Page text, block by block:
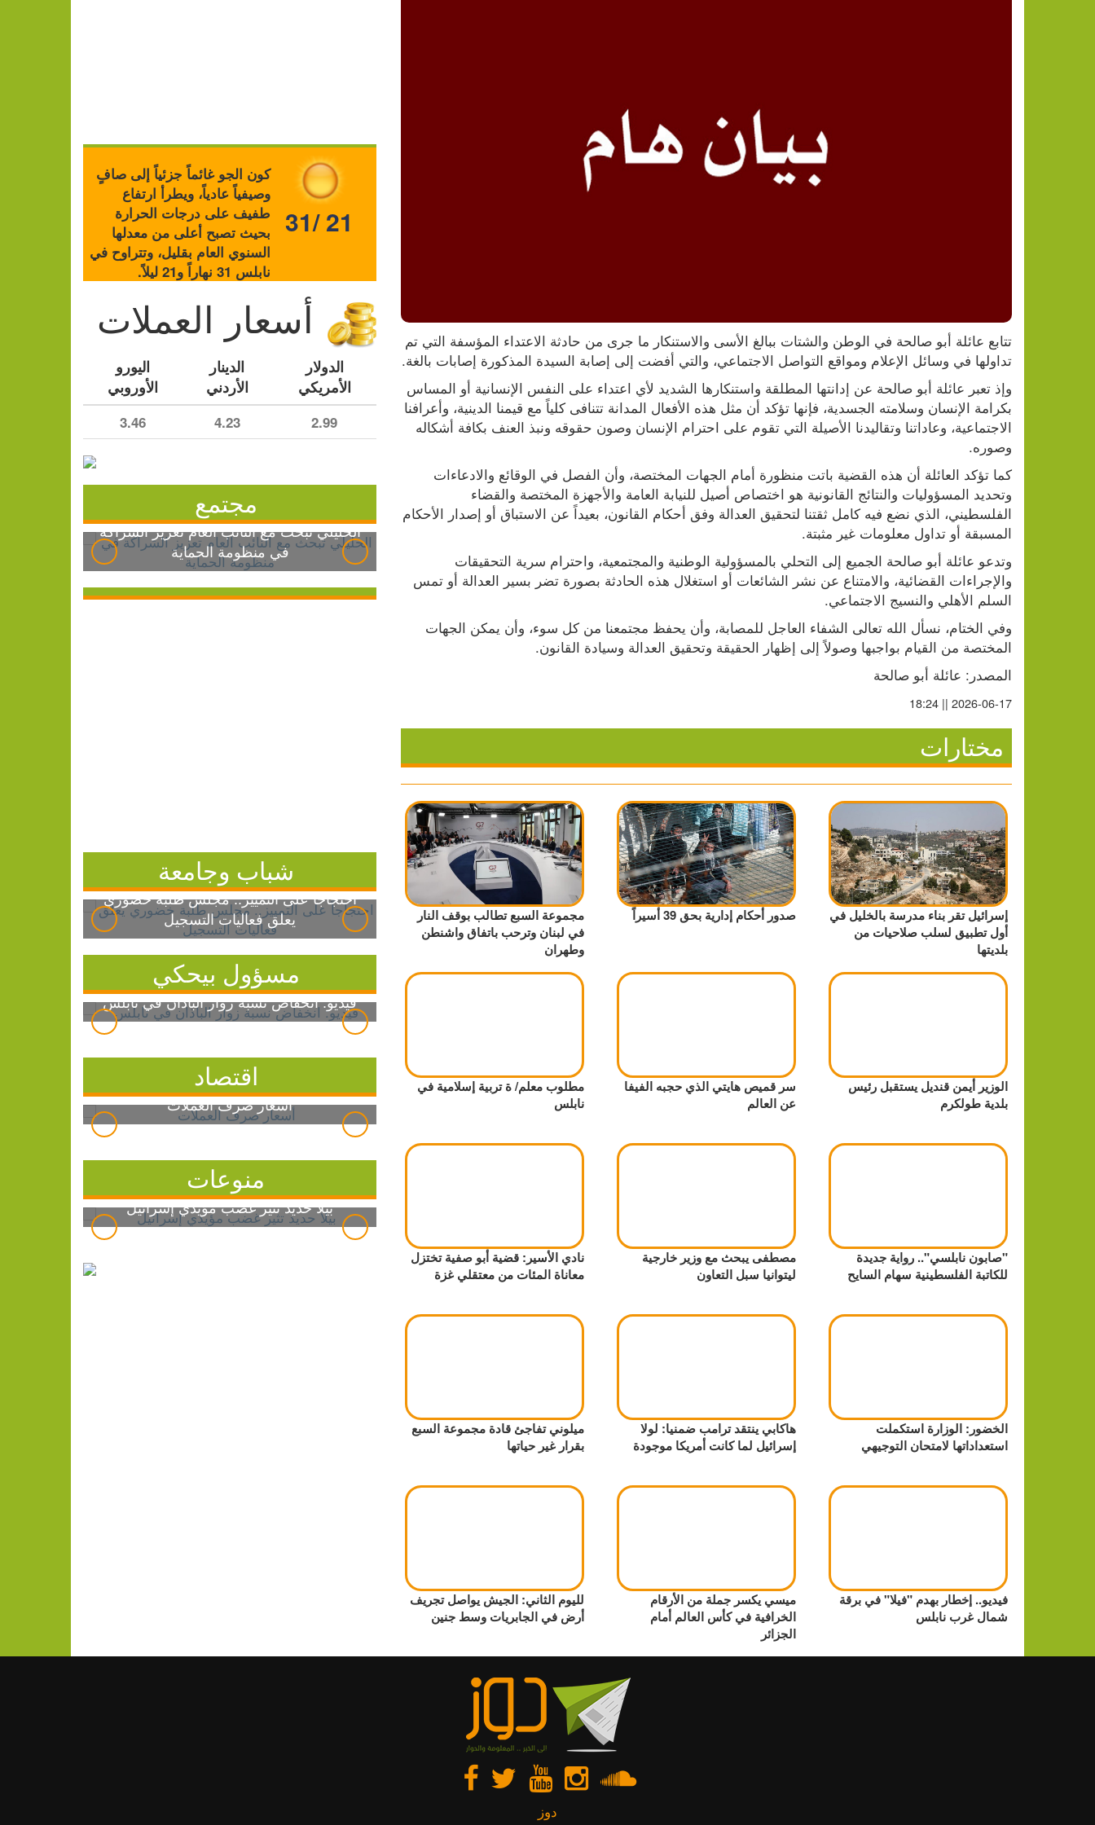
تداولها في وسائل الإعلام ومواقع التواصل الاجتماعي، والتي أفضت إلى إصابة السيدة المذكورة إصابات بالغة.
وصوره.
المسبقة أو تداول معلومات غير مثبتة.
السلم الأهلي والنسيج الاجتماعي.
المختصة من القيام بواجبها وصولاً إلى إظهار الحقيقة وتحقيق العدالة وسيادة القانون.
المصدر: عائلة أبو صالحة
2026-06-17 || 18:24
مختارات
إسرائيل تقر بناء مدرسة بالخليل في
أول تطبيق لسلب صلاحيات من
بلديتها
صدور أحكام إدارية بحق 39 أسيراً
مجموعة السبع تطالب بوقف النار
في لبنان وترحب باتفاق واشنطن
وطهران
الوزير أيمن قنديل يستقبل رئيس
بلدية طولكرم
سر قميص هايتي الذي حجبه الفيفا
عن العالم
مطلوب معلم/ ة تربية إسلامية في
نابلس
"صابون نابلسي".. رواية جديدة
للكاتبة الفلسطينية سهام السايح
مصطفى يبحث مع وزير خارجية
ليتوانيا سبل التعاون
نادي الأسير: قضية أبو صفية تختزل
معاناة المئات من معتقلي غزة
الخضور: الوزارة استكملت
استعداداتها لامتحان التوجيهي
هاكابي ينتقد ترامب ضمنيا: لولا
إسرائيل لما كانت أمريكا موجودة
ميلوني تفاجئ قادة مجموعة السبع
بقرار غير حياتها
فيديو.. إخطار بهدم "فيلا" في برقة
شمال غرب نابلس
ميسي يكسر جملة من الأرقام
الخرافية في كأس العالم أمام
الجزائر
لليوم الثاني: الجيش يواصل تجريف
أرض في الجابريات وسط جنين
كون الجو غائماً جزئياً إلى صافٍ
وصيفياً عادياً، ويطرأ ارتفاع
طفيف على درجات الحرارة
بحيث تصبح أعلى من معدلها
السنوي العام بقليل، وتتراوح في
نابلس 31 نهاراً و21 ليلاً.
31/ 21
أسعار العملات
الدولار
الأمريكي
الدينار
الأردني
اليورو
الأوروبي
2.99
4.23
3.46
مجتمع
الخليلي تبحث مع النائب العام تعزيز الشراكة
في منظومة الحماية
شباب وجامعة
احتجاجاً على التمييز.. مجلس طلبة خضوري
يعلق فعاليات التسجيل
مسؤول بيحكي
فيديو: انخفاض نسبة زوار الباذان في نابلس
اقتصاد
أسعار صرف العملات
منوعات
بيلا حديد تثير غضب مؤيدي إسرائيل
دوز